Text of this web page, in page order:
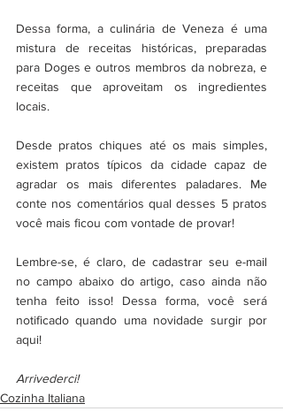
Dessa forma, a culinária de Veneza é uma
mistura de receitas históricas, preparadas
para Doges e outros membros da nobreza, e
receitas que aproveitam os ingredientes
locais.
Desde pratos chiques até os mais simples,
existem pratos típicos da cidade capaz de
agradar os mais diferentes paladares. Me
conte nos comentários qual desses 5 pratos
você mais ficou com vontade de provar!
Lembre-se, é claro, de cadastrar seu e-mail
no campo abaixo do artigo, caso ainda não
tenha feito isso! Dessa forma, você será
notificado quando uma novidade surgir por
aqui!
Arrivederci!
Cozinha Italiana